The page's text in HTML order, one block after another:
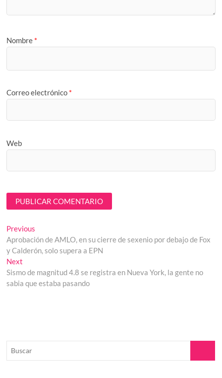
Nombre *
Correo electrónico *
Web
Navegación
de
entradas
Previous
post:
Aprobación de AMLO, en su cierre de sexenio por debajo de Fox
y Calderón, solo supera a EPN
Next
post:
Sismo de magnitud 4.8 se registra en Nueva York, la gente no
sabia que estaba pasando